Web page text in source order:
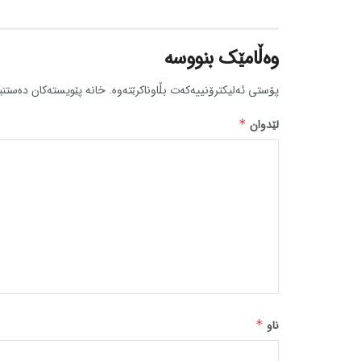
وەڵامێک بنووسە
پۆستی ئەلیکترۆنییەکەت بڵاوناکرێتەوە. خانە پێویستەکان
لێدوان *
ناو *